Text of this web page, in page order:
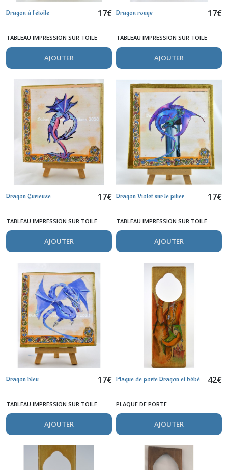
Dragon à l'étoile 17€
TABLEAU IMPRESSION SUR TOILE
AJOUTER
Dragon rouge 17€
TABLEAU IMPRESSION SUR TOILE
AJOUTER
Dragon Curieuse 17€
TABLEAU IMPRESSION SUR TOILE
AJOUTER
Dragon Violet sur le pilier 17€
TABLEAU IMPRESSION SUR TOILE
AJOUTER
Dragon bleu 17€
TABLEAU IMPRESSION SUR TOILE
AJOUTER
Plaque de porte Dragon et bébé 42€
PLAQUE DE PORTE
AJOUTER